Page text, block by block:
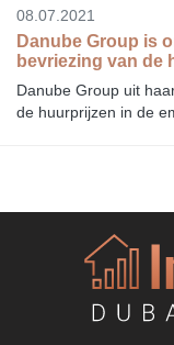
08.07.2021
Danube Group is
bevriezing van de
Danube Group uit
de huurprijzen in de